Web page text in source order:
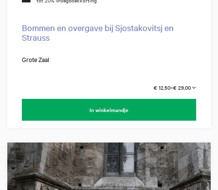
Bommen en overgave bij Sjostakovitsj en
Strauss
Grote Zaal
€ 12,50–€ 29,00
In winkelmandje